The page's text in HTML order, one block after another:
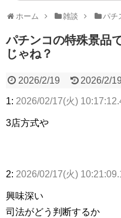
無職のパチンコカス
AngelBeats!とかい
Powered by livedoor 相互
ホーム 雑談 パチ
パチンコの特殊景品
じゃね？
2026/2/19 2026/2/19
1: 2026/02/17(火)
3店方式や
2: 2026/02/17(火)
興味深い
司法がどう判断するか